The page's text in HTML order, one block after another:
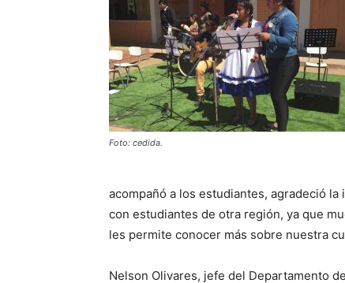
Foto: cedida.
acompañó a los estudiantes, agradeció
con estudiantes de otra región, ya que
les permite conocer más sobre nuestra
Nelson Olivares, jefe del Departamento